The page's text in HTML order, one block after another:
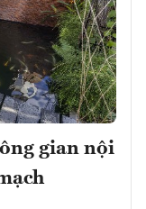
gian nội